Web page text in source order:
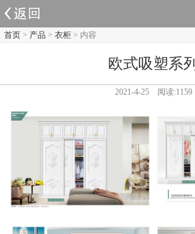
首页 > 产品 > 衣柜 > 内容
欧式吸塑系列
2021-4-25 阅读:1159